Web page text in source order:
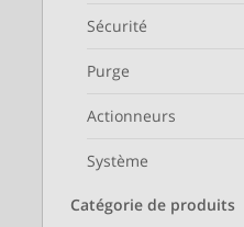
Sécurité
Purge
Actionneurs
Système
Catégorie de produits